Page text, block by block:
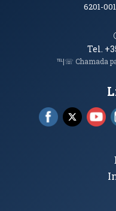
6201-001
Tel.
℡|☏ Chamada
Facebook
X (abre
Tópicos